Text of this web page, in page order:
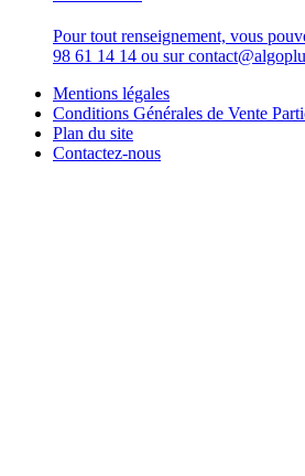
Pour tout renseignement, vous
98 61 14 14 ou sur
Mentions légales
Conditions Générales de Vente
Plan du site
Contactez-nous